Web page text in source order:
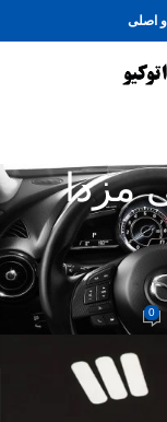
و اصلی
مزدا
چیست؟
0